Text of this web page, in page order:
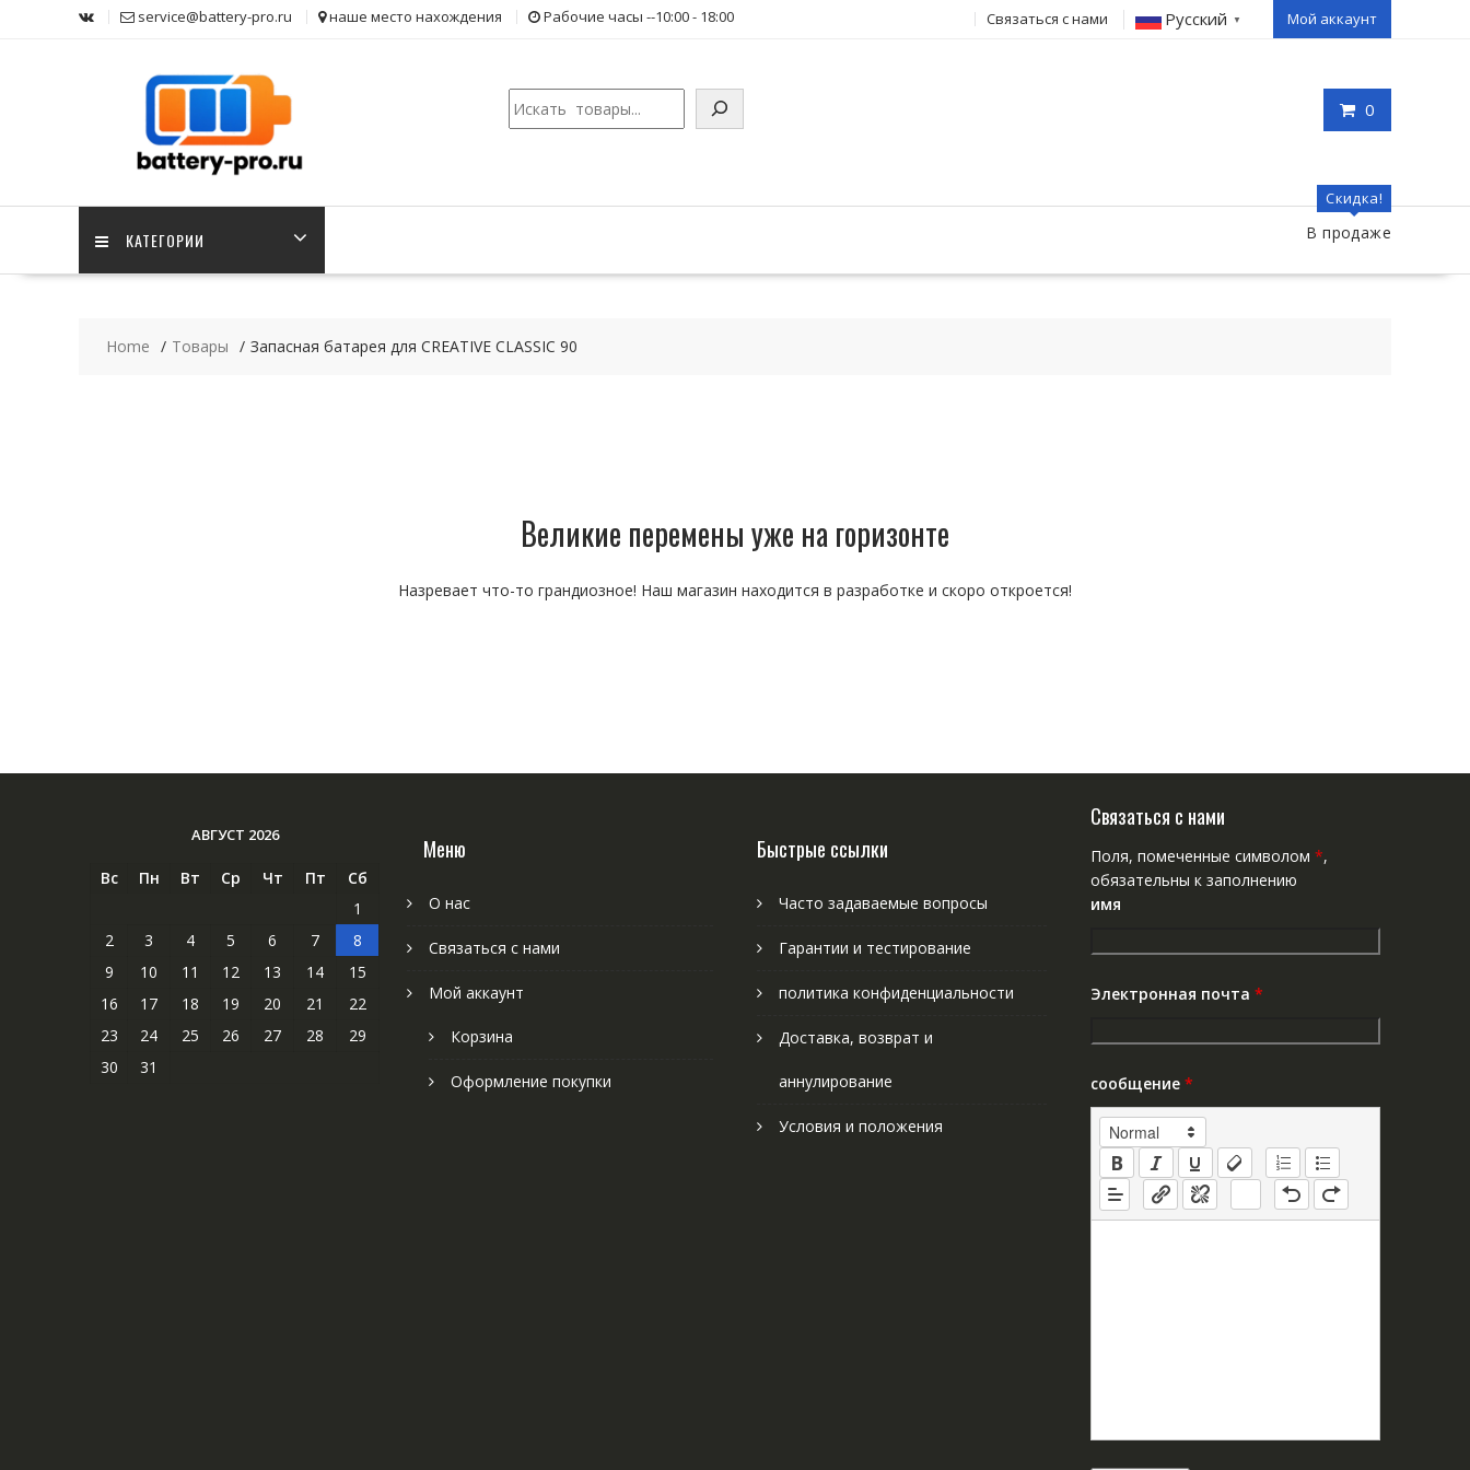
service@battery-pro.ru наше место нахождения Рабочие часы --10:00 - 18:00 Связаться с нами Русский ▼ Мой аккаунт
0
Поиск
КАТЕГОРИИ
Скидка!
В продаже
Home Товары Запасная батарея для CREATIVE CLASSIC 90
Великие перемены уже на горизонте
Назревает что-то грандиозное! Наш магазин находится в разработке и скоро откроется!
АВГУСТ 2026
Вс Пн Вт Ср Чт Пт
Сб
1
2
3 4 5 6 7
8
9
10 11 12 13 14
15
16
17 18 19 20 21
22
23
24 25 26 27 28
29
30
31
Меню
О нас
Связаться с нами
Мой аккаунт
Корзина
Оформление покупки
Быстрые ссылки
Часто задаваемые вопросы
Гарантии и тестирование
политика конфиденциальности
Доставка, возврат и
аннулирование
Условия и положения
Связаться с нами
Поля, помеченные символом *,
обязательны к заполнению
имя
Электронная почта *
сообщение *